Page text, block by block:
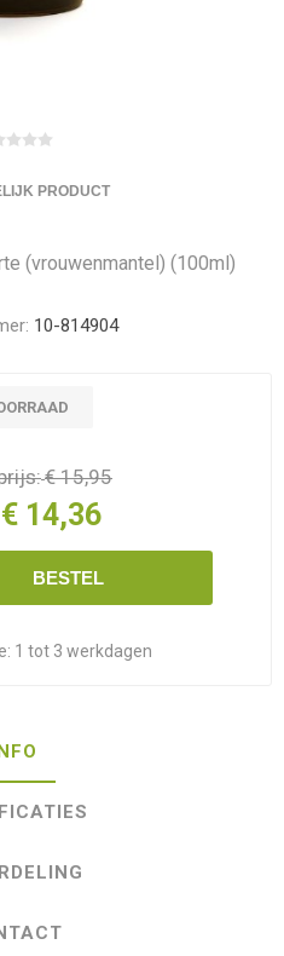
PRODUCT
(vrouwenmantel) (100ml)
10-814904
€ 15,95
€ 14,36
BESTEL
1 tot 3 werkdagen